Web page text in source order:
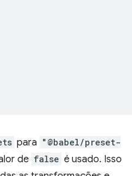
para "@babel/preset-
de false é usado. Isso